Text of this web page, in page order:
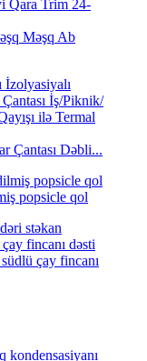
Məşq Ab
Çantası Dəbli...
popsicle qol
çay fincanı